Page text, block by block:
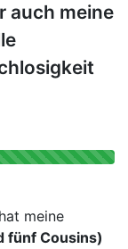
auch meine
meine
fünf Cousins)